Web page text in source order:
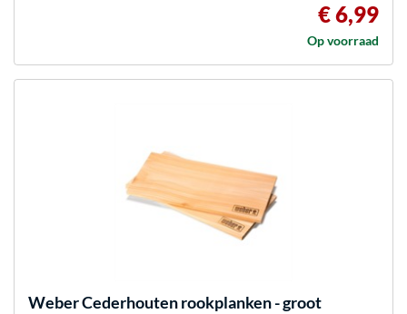
€ 6,99
Op voorraad
WeberCederhouten rookplanken - groot